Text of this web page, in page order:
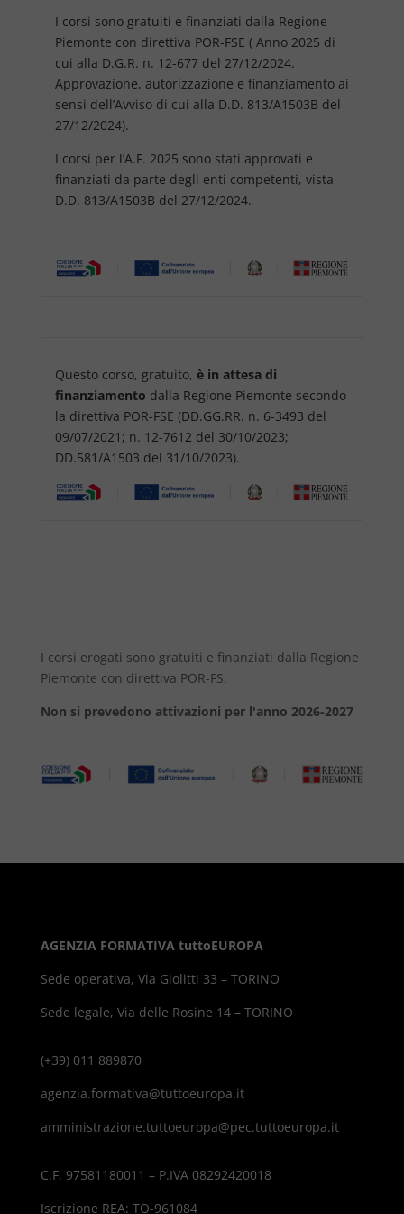
I corsi sono gratuiti e finanziati dalla Regione
Piemonte con direttiva POR-FSE ( Anno 2025 di
cui alla D.G.R. n. 12-677 del 27/12/2024.
Approvazione, autorizzazione e finanziamento ai
sensi dell’Avviso di cui alla D.D. 813/A1503B del
27/12/2024).
I corsi per l’A.F. 2025 sono stati approvati e
finanziati da parte degli enti competenti, vista
D.D. 813/A1503B del 27/12/2024.
Questo corso, gratuito, è in attesa di
finanziamento dalla Regione Piemonte secondo
la direttiva POR-FSE (DD.GG.RR. n. 6-3493 del
09/07/2021; n. 12-7612 del 30/10/2023;
DD.581/A1503 del 31/10/2023).
I corsi erogati sono gratuiti e finanziati dalla Regione
Piemonte con direttiva POR-FS.
Non si prevedono attivazioni per l'anno 2026-2027
AGENZIA FORMATIVA tuttoEUROPA
Sede operativa, Via Giolitti 33 – TORINO
Sede legale, Via delle Rosine 14 – TORINO
(+39) 011 889870
agenzia.formativa@tuttoeuropa.it
amministrazione.tuttoeuropa@pec.tuttoeuropa.it
C.F. 97581180011 – P.IVA 08292420018
Iscrizione REA: TO-961084